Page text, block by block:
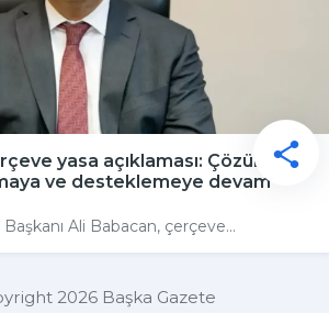
yasa açıklaması: Çözüm
ve desteklemeye devam
Ali Babacan, çerçeve...
2026 Başka Gazete